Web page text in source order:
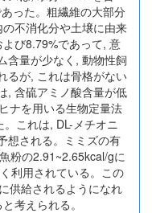
った。粗繊維の大部分
不消化分や土壌に由来
び8.79%であって, 意
含量が少なく, 動物性飼
るが, これは骨格がない
, 含硫アミノ酸含量が低
ナを用いる生物定量法
これは, DL-メチオニ
想される。ミミズの有
粉の2.91~2.65kcal/gに
利用されている。この
供給されるようになれ
考えられる。